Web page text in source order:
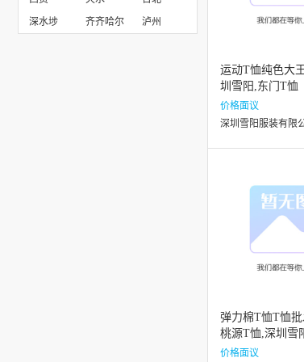
深水埗
齐齐哈尔 泸州
运动T恤纯色大
圳雪阳,东门T恤
价格面议
深圳雪阳服装有限
弹力棉T恤T恤
桃源T恤,深圳雪
价格面议